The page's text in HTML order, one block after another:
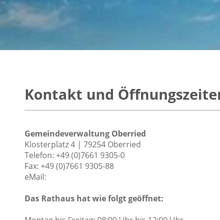
Kontakt und
Gemeindeverwaltung Oberried
Klosterplatz 4 | 79254 Oberried
Telefon: +49 (0)7661 9305-0
Fax: +49 (0)7661 9305-88
eMail:
Das Rathaus hat wie folgt geöffnet: